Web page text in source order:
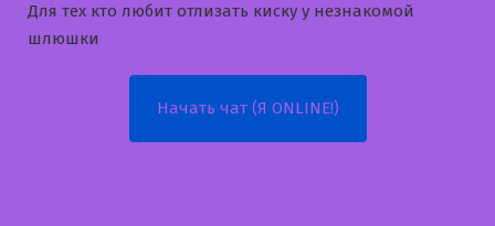
Для тех кто любит отлизать киску у незнакомой
шлюшки
Начать чат (Я ONLINE!)